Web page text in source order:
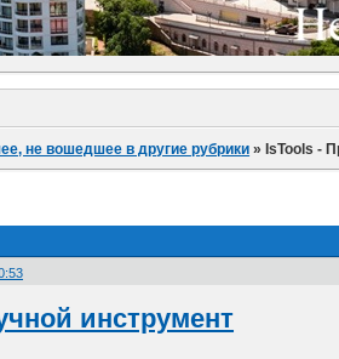
не вошедшее в другие рубрики »IsTools -
инструмент